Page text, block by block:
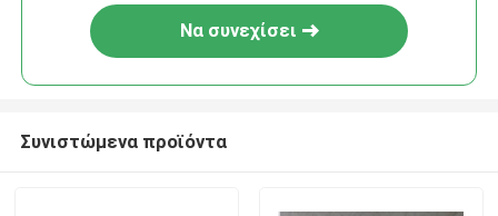
Να συνεχίσει
Συνιστώμενα προϊόντα